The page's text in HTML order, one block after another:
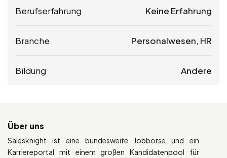
Berufserfahrung Keine Erfahrung
Branche Personalwesen, HR
Bildung Andere
Über uns
Salesknight ist eine bundesweite Jobbörse und ein
Karriereportal mit einem großen Kandidatenpool für